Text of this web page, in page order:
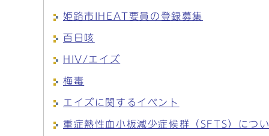
姫路市IHEAT要員の登録募集
百日咳
HIV/エイズ
梅毒
エイズに関するイベント
重症熱性血小板減少症候群（SFTS）につ